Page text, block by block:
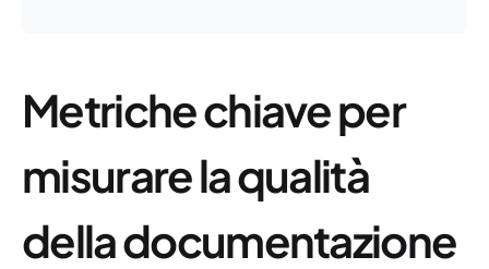
Metriche chiave per
misurare la qualità
della documentazione